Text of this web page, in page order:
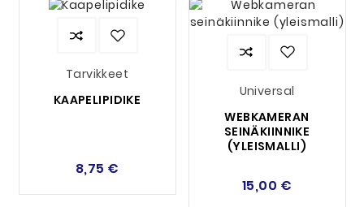
Optimoi PC-kokoonpanosi jo tänään
Seinätelineen avulla saat ergonomisemman,
tietokonekokoonpanon. Suojaa
Mac Studio tai HP Mini-PC
ja luo älykkäämpi
työtila – valitse oikea seinäteline ja vie
Tarvikkeet
KAAPELIPIDIKE
8,75 €
Universal
WEBKAMERAN
SEINÄKIINNIKE
(YLEISMALLI)
15,00 €